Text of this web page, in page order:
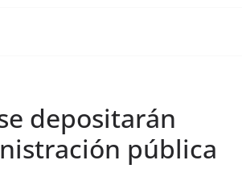
depositarán
pública